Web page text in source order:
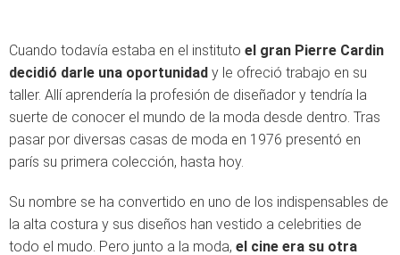
Cuando todavía estaba en el instituto el gran Pierre Cardin
decidió darle una oportunidad y le ofreció trabajo en su
taller. Allí aprendería la profesión de diseñador y tendría la
suerte de conocer el mundo de la moda desde dentro. Tras
pasar por diversas casas de moda en 1976 presentó en
parís su primera colección, hasta hoy.
Su nombre se ha convertido en uno de los indispensables de
la alta costura y sus diseños han vestido a celebrities de
todo el mudo. Pero junto a la moda, el cine era su otra